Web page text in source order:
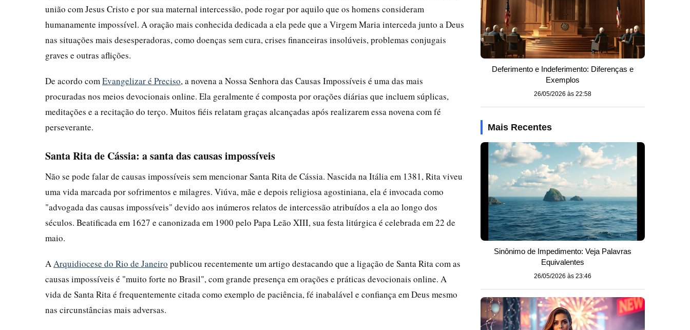
união com Jesus Cristo e por sua maternal intercessão, pode rogar por aquilo que os homens consideram
humanamente impossível. A oração mais conhecida dedicada a ela pede que a Virgem Maria interceda junto a Deus
nas situações mais desesperadoras, como doenças sem cura, crises financeiras insolúveis, problemas conjugais
graves e outras aflições.
De acordo com Evangelizar é Preciso, a novena a Nossa Senhora das Causas Impossíveis é uma das mais
procuradas nos meios devocionais online. Ela geralmente é composta por orações diárias que incluem súplicas,
meditações e a recitação do terço. Muitos fiéis relatam graças alcançadas após realizarem essa novena com fé
perseverante.
Santa Rita de Cássia: a santa das causas impossíveis
Não se pode falar de causas impossíveis sem mencionar Santa Rita de Cássia. Nascida na Itália em 1381, Rita viveu
uma vida marcada por sofrimentos e milagres. Viúva, mãe e depois religiosa agostiniana, ela é invocada como
"advogada das causas impossíveis" devido aos inúmeros relatos de intercessão atribuídos a ela ao longo dos
séculos. Beatificada em 1627 e canonizada em 1900 pelo Papa Leão XIII, sua festa litúrgica é celebrada em 22 de
maio.
A Arquidiocese do Rio de Janeiro publicou recentemente um artigo destacando que a ligação de Santa Rita com as
causas impossíveis é "muito forte no Brasil", com grande presença em orações e práticas devocionais online. A
vida de Santa Rita é frequentemente citada como exemplo de paciência, fé inabalável e confiança em Deus mesmo
nas circunstâncias mais adversas.
Deferimento e Indeferimento: Diferenças e
Exemplos
26/05/2026 às 22:58
Mais Recentes
Sinônimo de Impedimento: Veja Palavras
Equivalentes
26/05/2026 às 23:46